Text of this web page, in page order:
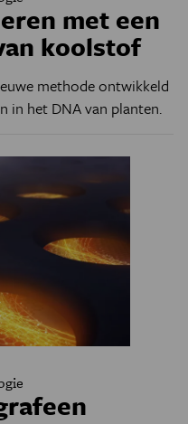
met een
koolstof
methode ontwikkeld
in het DNA van planten.